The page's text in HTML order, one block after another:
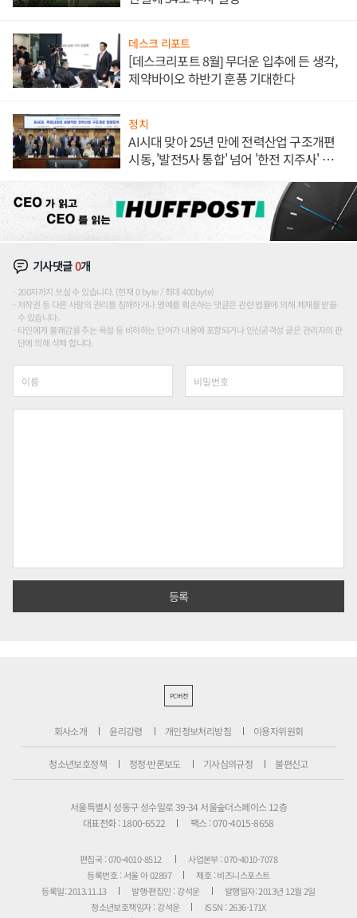
데스크 리포트
[데스크리포트 8월] 무더운 입추에 든 생각,
제약바이오 하반기 훈풍 기대한다
정치
AI시대 맞아 25년 만에 전력산업 구조개편
시동, '발전5사 통합' 넘어 '한전 지주사' 재편
기사댓글0개
200자까지 쓰실 수 있습니다. (현재 0 byte / 최대 400byte)
저작권 등 다른 사람의 권리를 침해하거나 명예를 훼손하는 댓글은 관련 법률에 의해 제재를 받을
수 있습니다.
타인에게 불쾌감을 주는 욕설 등 비하하는 단어가 내용에 포함되거나 인신공격성 글은 관리자의 판
단에 의해 삭제 합니다.
PC버전
회사소개 윤리강령 개인정보처리방침 이용자위원회
청소년보호정책 정정·반론보도 기사심의규정 불편신고
서울특별시 성동구 성수일로 39-34 서울숲더스페이스 12층
대표전화 : 1800-6522
팩스 : 070-4015-8658
편집국 : 070-4010-8512
사업본부 : 070-4010-7078
등록번호 : 서울 아 02897
제호 : 비즈니스포스트
등록일: 2013.11.13
발행·편집인 : 강석운
발행일자: 2013년 12월 2일
청소년보호책임자 : 강석운
ISSN : 2636-171X